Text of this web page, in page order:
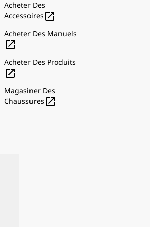
Acheter Des
Accessoires 
Acheter Des Manuels

Acheter Des Produits

Magasiner Des
Chaussures 